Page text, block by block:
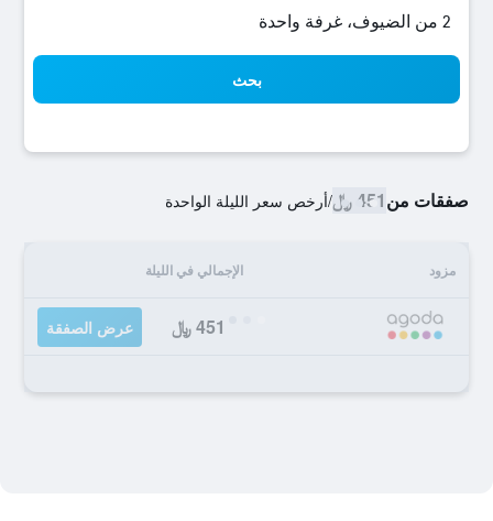
2 من الضيوف، غرفة واحدة
بحث
صفقات من451 ﷼ /أرخص سعر الليلة الواحدة
مزود الإجمالي في الليلة
451 ﷼ عرض الصفقة